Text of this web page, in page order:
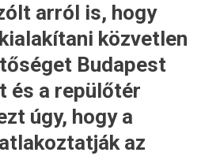
arról is, hogy
közvetlen
Budapest
és a repülőtér
úgy, hogy a
az